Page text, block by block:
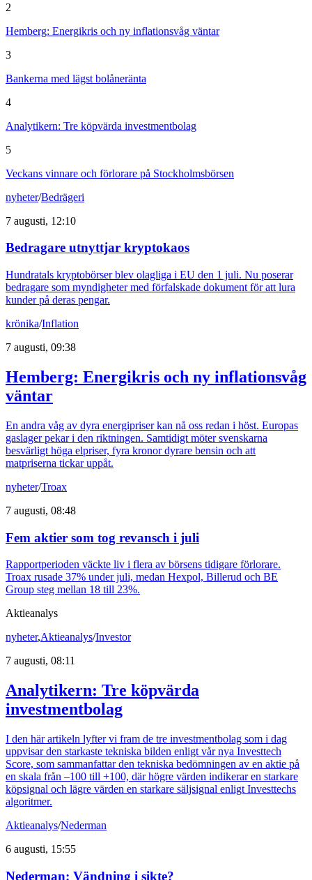
2
Hemberg: Energikris och ny inflationsvåg väntar
3
Bankerna med lägst bolåneränta
4
Analytikern: Tre köpvärda investmentbolag
5
Veckans vinnare och förlorare på Stockholmsbörsen
nyheter/Bedrägeri
7 augusti, 12:10
Bedragare utnyttjar kryptokaos
Hundratals kryptobörser blev olagliga i EU den 1 juli. Nu poserar
bedragare som myndigheter med förfalskade dokument för att lura
kunder på deras pengar.
krönika/Inflation
7 augusti, 09:38
Hemberg: Energikris och ny inflationsvåg
väntar
En andra våg av dyra energipriser kan nå oss redan i höst. Europas
gaslager pekar i den riktningen. Samtidigt möter svenskarna
besvärligt höga elpriser, fyra kronor dyrare bensin och att
matpriserna tickar uppåt.
nyheter/Troax
7 augusti, 08:48
Fem aktier som tog revansch i juli
Rapportperioden väckte liv i flera av börsens tidigare förlorare.
Troax rusade 37% under juli, medan Hexpol, Billerud och BE
Group steg mellan 18 till 23%.
Aktieanalys
nyheter,Aktieanalys/Investor
7 augusti, 08:11
Analytikern: Tre köpvärda
investmentbolag
I den här artikeln lyfter vi fram de tre investmentbolag som i dag
uppvisar den starkaste tekniska bilden enligt vår nya Investtech
Score, som sammanfattar den tekniska bedömningen av en aktie på
en skala från –100 till +100, där högre värden indikerar en starkare
köpsignal och lägre värden en starkare säljsignal enligt Investtechs
algoritmer.
Aktieanalys/Nederman
6 augusti, 15:55
Nederman: Vändning i sikte?